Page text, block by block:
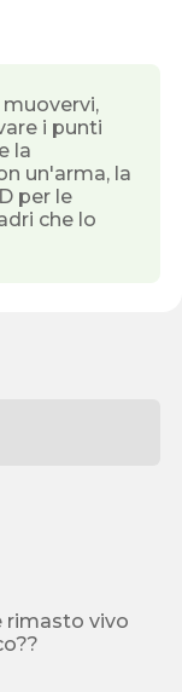
muovervi,
i punti
la
un'arma, la
per le
che lo
rimasto vivo